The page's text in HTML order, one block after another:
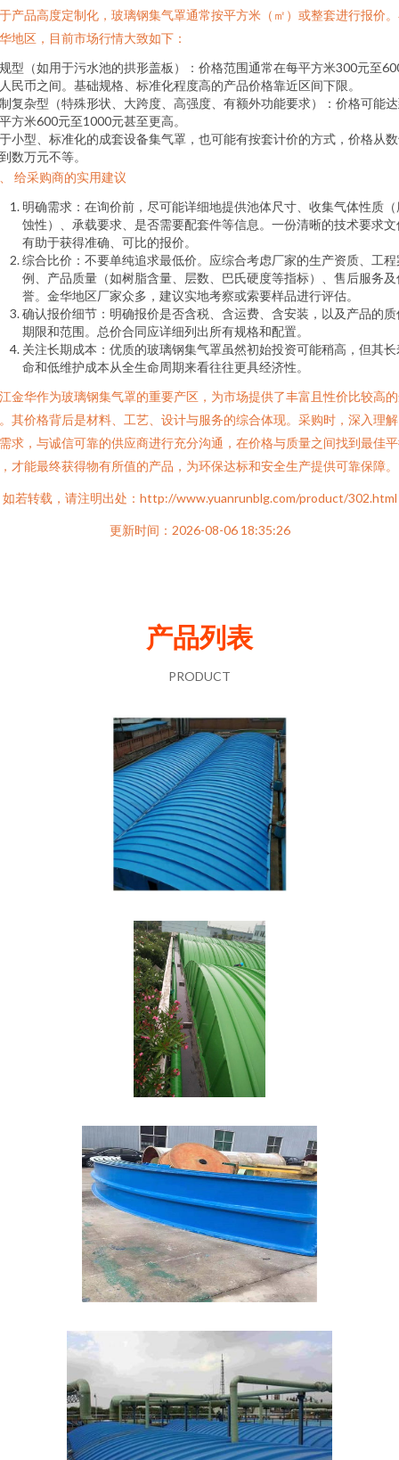
产品高度定制化，玻璃钢集气罩通常按平方米（㎡）或整套进行报价
地区，目前市场行情大致如下：
型（如用于污水池的拱形盖板）：价格范围通常在每平方米300元至
民币之间。基础规格、标准化程度高的产品价格靠近区间下限。
复杂型（特殊形状、大跨度、高强度、有额外功能要求）：价格可能
方米600元至1000元甚至更高。
小型、标准化的成套设备集气罩，也可能有按套计价的方式，价格从
数万元不等。
给采购商的实用建议
明确需求：在询价前，尽可能详细地提供池体尺寸、收集气体性质（
蚀性）、承载要求、是否需要配套件等信息。一份清晰的技术要求文
有助于获得准确、可比的报价。
综合比价：不要单纯追求最低价。应综合考虑厂家的生产资质、工程
例、产品质量（如树脂含量、层数、巴氏硬度等指标）、售后服务及
誉。金华地区厂家众多，建议实地考察或索要样品进行评估。
确认报价细节：明确报价是否含税、含运费、含安装，以及产品的质
期限和范围。总价合同应详细列出所有规格和配置。
关注长期成本：优质的玻璃钢集气罩虽然初始投资可能稍高，但其长
命和低维护成本从全生命周期来看往往更具经济性。
金华作为玻璃钢集气罩的重要产区，为市场提供了丰富且性价比较高
其价格背后是材料、工艺、设计与服务的综合体现。采购时，深入理
求，与诚信可靠的供应商进行充分沟通，在价格与质量之间找到最佳
才能最终获得物有所值的产品，为环保达标和安全生产提供可靠保障。
如若转载，请注明出处：http://www.yuanrunblg.com/product/302.html
更新时间：2026-08-06 18:35:26
产品列表
PRODUCT